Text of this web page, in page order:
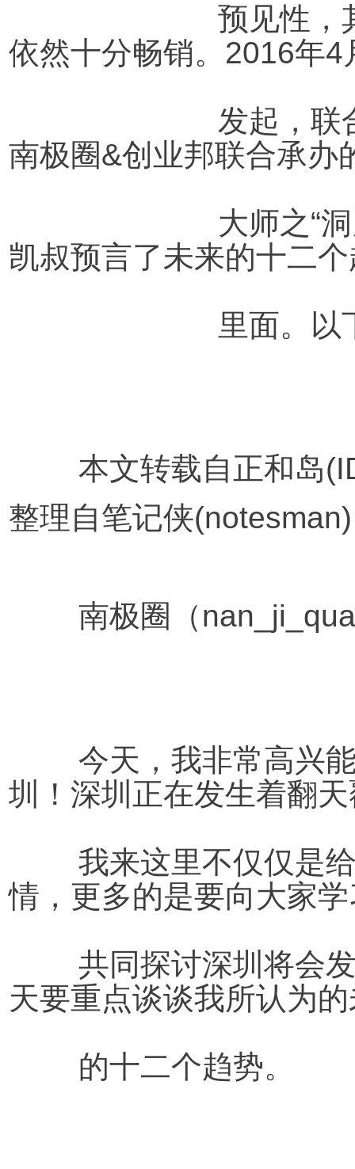
依然十分畅销。2016年
南极圈&创业邦联合承办
凯叔预言了未来的十二
里面。
本文转载自正和岛
整理自笔记侠
南极圈（
今天，我非常高兴
圳！深圳正在发生着翻
情，更多的是要向大家
天要重点谈谈我所认为
	的十二个趋势。